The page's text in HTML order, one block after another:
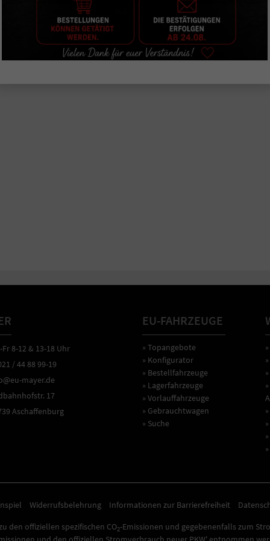
8-12 & 13-18 Uhr
/ 44 88 99-19
mayer.de
17
Aschaffenburg
EU-FAHRZEUGE
» Topangebote
» Konfigurator
» Bestellfahrzeuge
» Lagerfahrzeuge
» Vorlauffahrzeuge
» Gebrauchtwagen
» Suche
Widerrufsbelehrung Informationen zur Barrierefreiheit
den offiziellen spezifischen CO2-Emissionen und gegebenenfalls zum